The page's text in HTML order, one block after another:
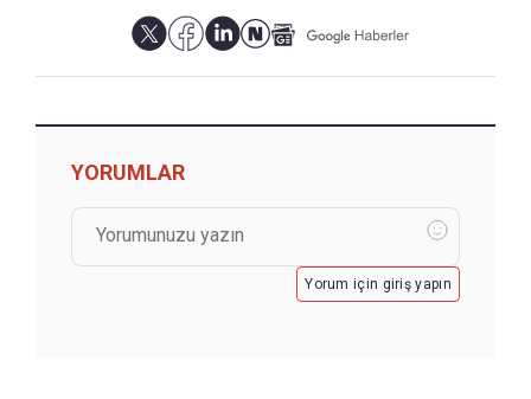
YORUMLAR
Yorum için giriş yapın